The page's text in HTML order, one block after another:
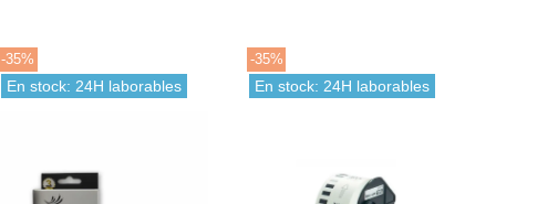
-35%
En stock: 24H laborables
-35%
En stock: 24H laborables